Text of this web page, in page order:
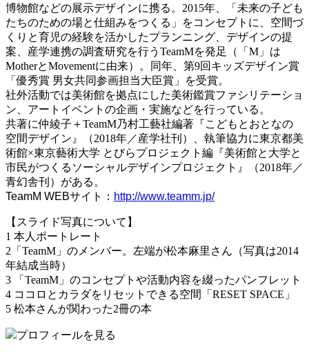
博物館などの展示デザインに携る。2015年、「未来の子ども
たちのための場と仕組みをつくる」をコンセプトに、空間づ
くりと育児の経験を活かしたプランニング、デザインの提
案、産学連携の調査研究を行うTeamMを発足（「M」は
MotherとMovementに由来）。同年、第9回キッズデザイン賞
「優秀賞 男女共同参画担当大臣賞」を受賞。
社外活動では美術館を拠点にした美術鑑賞ファシリテーショ
ン、アートイベントの企画・実施などを行っている。
共著に仲綾子＋TeamM乃村工藝社編著『こどもとおとなの
空間デザイン』（2018年／産学社刊）、執筆協力に東京都美
術館×東京藝術大学 とびらプロジェクト編『美術館と大学と
市民がつくるソーシャルデザインプロジェクト』（2018年／
青幻舎刊）がある。
TeamM WEBサイト： http://www.teamm.jp/
【スライド写真について】
1 本人ポートレート
2「TeamM」のメンバー。左端が松本麻里さん（写真は2014
年結成当時）
3 「TeamM」のコンセプトや活動内容を綴ったパンフレット
4 ココロとカラダをリセットできる空間「RESET SPACE」
5 松本さんが関わった2冊の本
プロフィールを見る